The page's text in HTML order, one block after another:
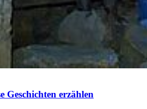
Geschichten erzählen